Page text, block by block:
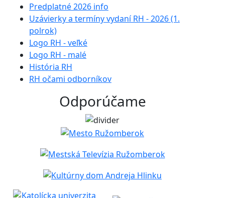
Predplatné 2026 info
Uzávierky a termíny vydaní RH - 2026 (1.
polrok)
Logo RH - veľké
Logo RH - malé
História RH
RH očami odborníkov
Odporúčame